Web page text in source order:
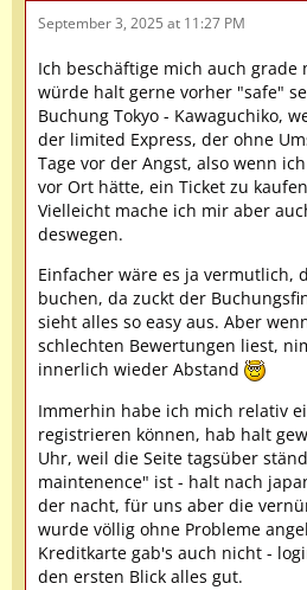
September 3, 2025 at 11:27 PM
Ich beschäftige mich auch grade
würde halt gerne vorher "safe"
Buchung Tokyo - Kawaguchiko,
der limited Express, der ohne
Tage vor der Angst, also wenn
vor Ort hätte, ein Ticket zu
Vielleicht mache ich mir aber
deswegen.
Einfacher wäre es ja vermutlich,
buchen, da zuckt der
sieht alles so easy aus. Aber
schlechten Bewertungen liest,
innerlich wieder Abstand
Immerhin habe ich mich relativ
registrieren können, hab halt
Uhr, weil die Seite tagsüber
maintenence" ist - halt nach
der nacht, für uns aber die
wurde völlig ohne Probleme
Kreditkarte gab's auch nicht -
den ersten Blick alles gut.